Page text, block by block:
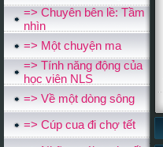
=> Chuyên bên lề: Tầm
nhìn
=> Một chuyện ma
=> Tính năng động của
học viên NLS
=> Về một dòng sông
=> Cúp cua đi chợ tết